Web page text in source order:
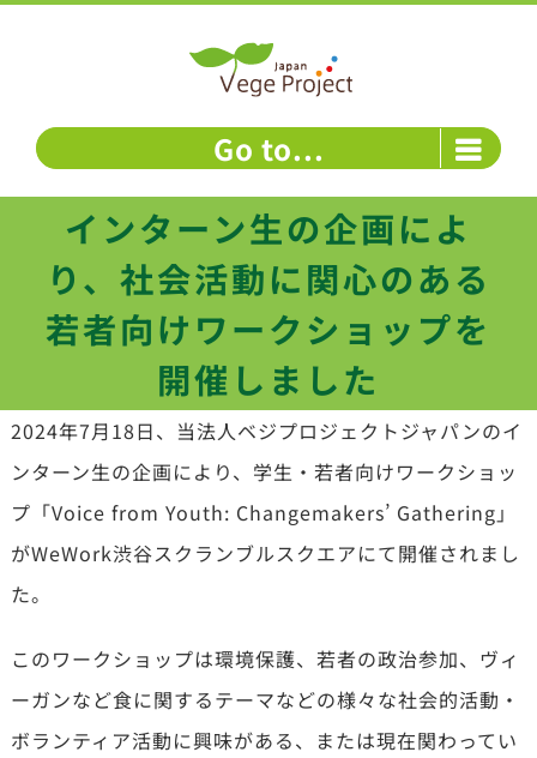
Go to...
インターン生の企画によ
り、社会活動に関心のある
若者向けワークショップを
開催しました
2024年7月18日、当法人ベジプロジェクトジャパンのイ
ンターン生の企画により、学生・若者向けワークショッ
プ「Voice from Youth: Changemakers’ Gathering」
がWeWork渋谷スクランブルスクエアにて開催されまし
た。
このワークショップは環境保護、若者の政治参加、ヴィ
ーガンなど食に関するテーマなどの様々な社会的活動・
ボランティア活動に興味がある、または現在関わってい